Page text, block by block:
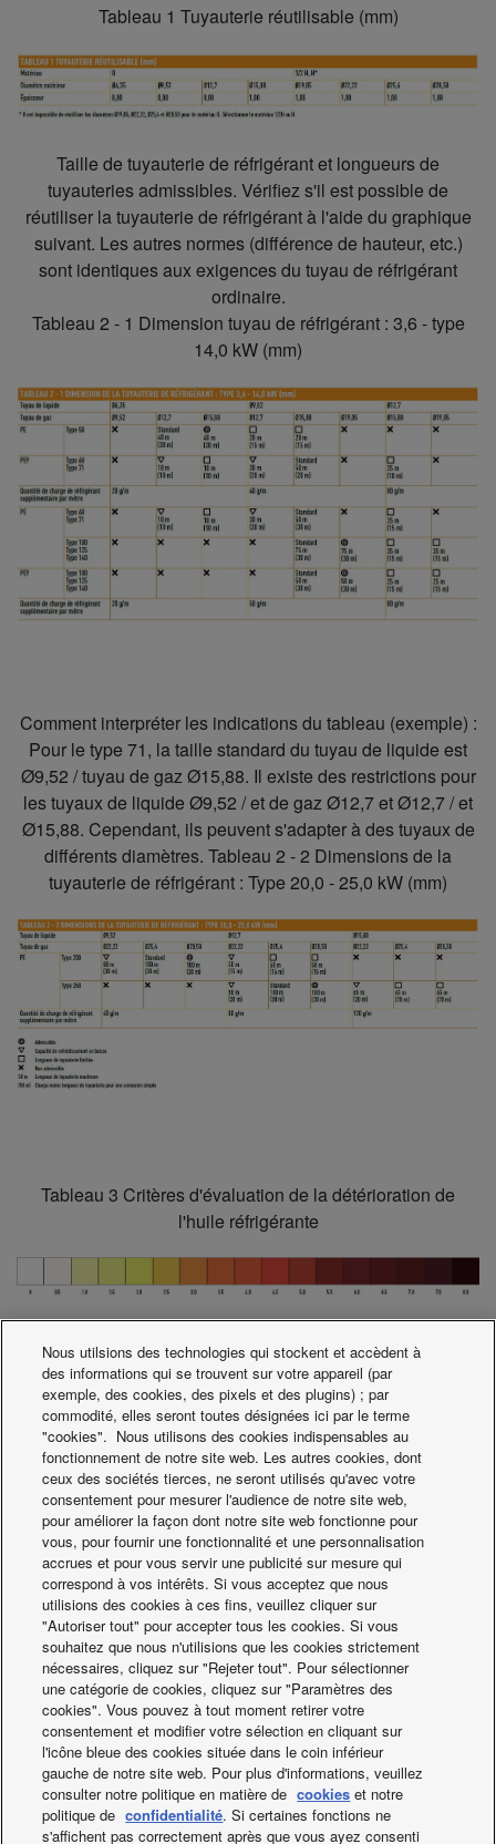
Tableau 1 Tuyauterie réutilisable (mm)
Taille de tuyauterie de réfrigérant et longueurs de
tuyauteries admissibles. Vérifiez s'il est possible de
réutiliser la tuyauterie de réfrigérant à l'aide du graphique
suivant. Les autres normes (différence de hauteur, etc.)
sont identiques aux exigences du tuyau de réfrigérant
ordinaire.
Tableau 2 - 1 Dimension tuyau de réfrigérant : 3,6 - type
14,0 kW (mm)
Comment interpréter les indications du tableau (exemple) :
Pour le type 71, la taille standard du tuyau de liquide est
Ø9,52 / tuyau de gaz Ø15,88. Il existe des restrictions pour
les tuyaux de liquide Ø9,52 / et de gaz Ø12,7 et Ø12,7 / et
Ø15,88. Cependant, ils peuvent s'adapter à des tuyaux de
différents diamètres. Tableau 2 - 2 Dimensions de la
tuyauterie de réfrigérant : Type 20,0 - 25,0 kW (mm)
Tableau 3 Critères d'évaluation de la détérioration de
l'huile réfrigérante
Technologie de renouvellement/remplacement
Un test doit également être réalisé pour s'assurer que
l'huile dans le système n'est pas acide. La plupart des kits
de test sont acceptables, y compris les tests de conduite
d'aspiration. Si le système a des antécédents de claquage,
il est vraisemblable que le système ne soit pas un bon
candidat pour une technologie de
renouvellement/remplacement.
Nous utilsions des technologies qui stockent et accèdent à
des informations qui se trouvent sur votre appareil (par
exemple, des cookies, des pixels et des plugins) ; par
commodité, elles seront toutes désignées ici par le terme
"cookies". Nous utilisons des cookies indispensables au
fonctionnement de notre site web. Les autres cookies, dont
ceux des sociétés tierces, ne seront utilisés qu'avec votre
consentement pour mesurer l'audience de notre site web,
pour améliorer la façon dont notre site web fonctionne pour
vous, pour fournir une fonctionnalité et une personnalisation
accrues et pour vous servir une publicité sur mesure qui
correspond à vos intérêts. Si vous acceptez que nous
utilisions des cookies à ces fins, veuillez cliquer sur
"Autoriser tout" pour accepter tous les cookies. Si vous
souhaitez que nous n'utilisions que les cookies strictement
nécessaires, cliquez sur "Rejeter tout". Pour sélectionner
une catégorie de cookies, cliquez sur "Paramètres des
cookies". Vous pouvez à tout moment retirer votre
consentement et modifier votre sélection en cliquant sur
l'icône bleue des cookies située dans le coin inférieur
gauche de notre site web. Pour plus d'informations, veuillez
consulter notre politique en matière de cookies et notre
politique de confidentialité. Si certaines fonctions ne
s'affichent pas correctement après que vous ayez consenti